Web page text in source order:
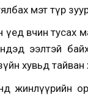
мэт түр
өвчин тусах
ээлтэй байх
хувьд
жинлүүрийн